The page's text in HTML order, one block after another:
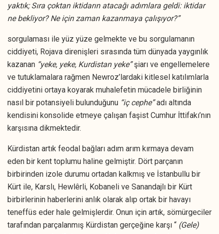
yaktık; Sıra çoktan iktidarın atacağı adımlara geldi: iktidar
ne bekliyor? Ne için zaman kazanmaya çalışıyor?”
sorgulaması ile yüz yüze gelmekte ve bu sorgulamanın
ciddiyeti, Rojava direnişleri sırasında tüm dünyada yaygınlık
kazanan “yeke, yeke, Kurdistan yeke”şiarı ve engellemelere
ve tutuklamalara rağmen Newroz’lardaki kitlesel katılımlarla
ciddiyetini ortaya koyarak muhalefetin mücadele birliğinin
nasıl bir potansiyeli bulunduğunu “iç cephe”adı altında
kendisini konsolide etmeye çalışan faşist Cumhur İttifakı’nın
karşısına dikmektedir.
Kürdistan artık feodal bağları adım arım kırmaya devam
eden bir kent toplumu haline gelmiştir. Dört parçanın
birbirinden izole durumu ortadan kalkmış ve İstanbullu bir
Kürt ile, Karslı, Hewlêrli, Kobaneli ve Sanandajlı bir Kürt
birbirlerinin haberlerini anlık olarak alıp ortak bir havayı
teneffüs eder hale gelmişlerdir. Onun için artık, sömürgeciler
tarafından parçalanmış Kürdistan gerçeğine karşı “ (Gele)